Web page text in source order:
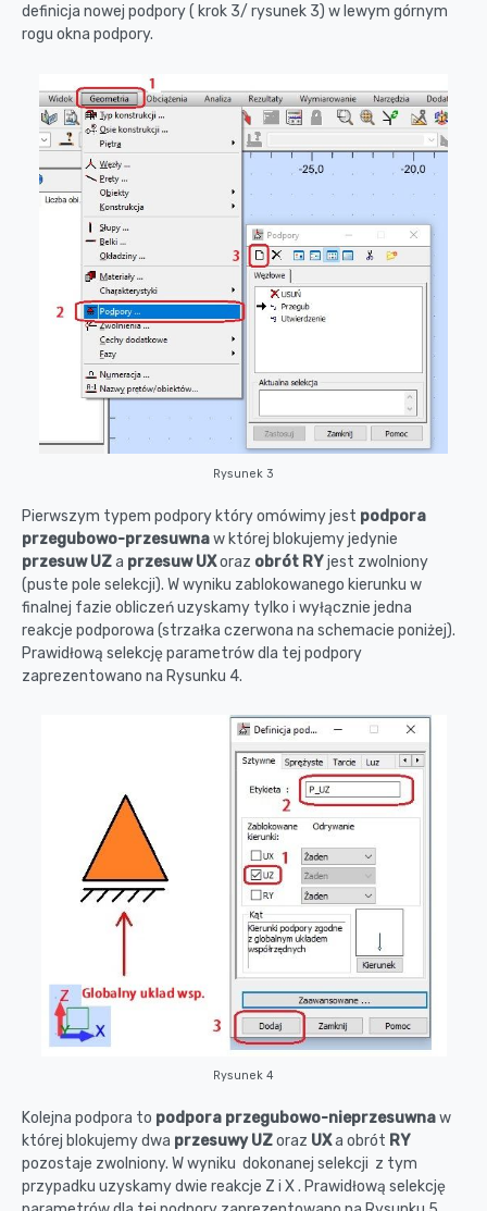
definicja nowej podpory ( krok 3/ rysunek 3) w lewym górnym
rogu okna podpory.
Rysunek 3
Pierwszym typem podpory który omówimy jest podpora
przegubowo-przesuwnaw której blokujemy jedynie
przesuw UZa przesuw UXoraz obrót RYjest zwolniony
(puste pole selekcji). W wyniku zablokowanego kierunku w
finalnej fazie obliczeń uzyskamy tylko i wyłącznie jedna
reakcje podporowa (strzałka czerwona na schemacie poniżej).
Prawidłową selekcję parametrów dla tej podpory
zaprezentowano na Rysunku 4.
Rysunek 4
Kolejna podpora to podpora przegubowo-nieprzesuwnaw
której blokujemy dwa przesuwy UZoraz UXa obrót RY
pozostaje zwolniony. W wyniku dokonanej selekcji z tym
przypadku uzyskamy dwie reakcje Z i X . Prawidłową selekcję